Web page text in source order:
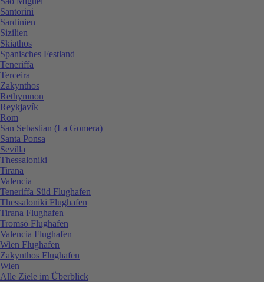
Santorini
Sardinien
Sizilien
Skiathos
Spanisches Festland
Teneriffa
Terceira
Zakynthos
Rethymnon
Reykjavík
Rom
San Sebastian (La Gomera)
Santa Ponsa
Sevilla
Thessaloniki
Tirana
Valencia
Teneriffa Süd Flughafen
Thessaloniki Flughafen
Tirana Flughafen
Tromsö Flughafen
Valencia Flughafen
Wien Flughafen
Zakynthos Flughafen
Wien
Alle Ziele im Überblick